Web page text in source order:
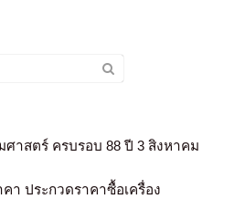
าสตร์ ครบรอบ 88 ปี 3 สิงหาคม
า ประกวดราคาซื้อเครื่อง